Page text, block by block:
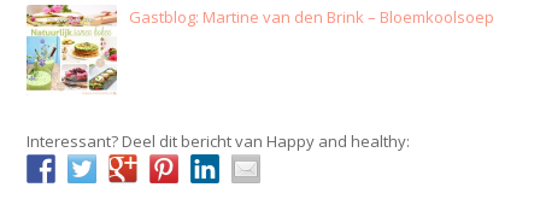
Gastblog: Martine van den Brink – Bloemkoolsoep
Interessant? Deel dit bericht van Happy and healthy: